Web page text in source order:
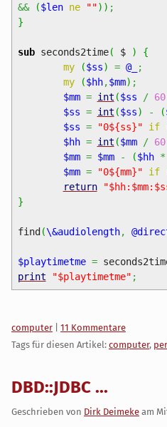
&&
($len ne "") ) ;
}
subseconds2time( $ )
{
my
($ss) = @_
;
my
($hh,$mm) ;
$mm = int ($ss / 60
$ss = int ($ss) - (
$ss = "0${ss}" if
$hh = int ($mm / 60
$mm = $mm - ($hh *
$mm = "0${mm}" if
return
}
find(\&audiolength,
$playtimetme =
print
"$playtimetme" ;
Kategorien:
computer
11 Kommentare
Tags für diesen Artikel: computer,
DBD::JDBC ...
Geschrieben von Dirk Deimeke am